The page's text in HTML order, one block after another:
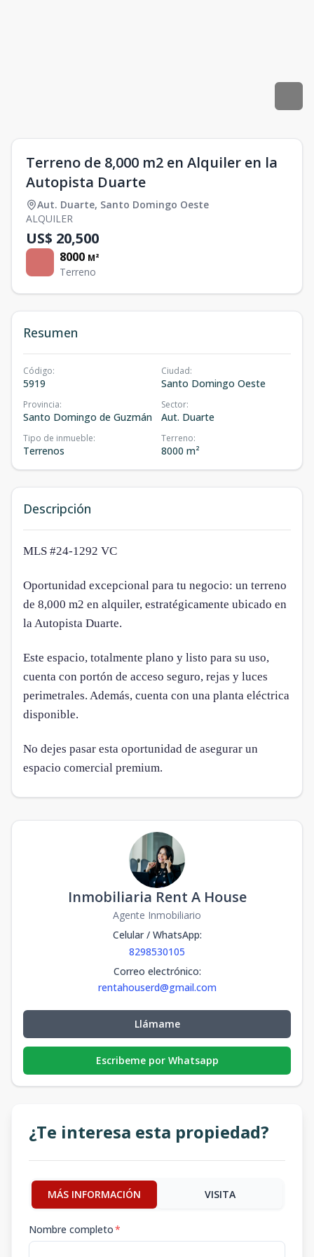
Terreno de 8,000 m2 en Alquiler en la
Autopista Duarte
Aut. Duarte, Santo Domingo Oeste
ALQUILER
US$ 20,500
8000 M²
Terreno
Resumen
Código:
5919
Ciudad:
Santo Domingo Oeste
Provincia:
Santo Domingo de Guzmán
Sector:
Aut. Duarte
Tipo de inmueble:
Terrenos
Terreno:
8000 m²
Descripción
MLS #24-1292 VC
Oportunidad excepcional para tu negocio: un terreno
de 8,000 m2 en alquiler, estratégicamente ubicado en
la Autopista Duarte.
Este espacio, totalmente plano y listo para su uso,
cuenta con portón de acceso seguro, rejas y luces
perimetrales. Además, cuenta con una planta eléctrica
disponible.
No dejes pasar esta oportunidad de asegurar un
espacio comercial premium.
Inmobiliaria Rent A House
Agente Inmobiliario
Celular / WhatsApp:
8298530105
Correo electrónico:
rentahouserd@gmail.com
Llámame
Escribeme por Whatsapp
¿Te interesa esta propiedad?
MÁS INFORMACIÓN VISITA
Nombre completo*